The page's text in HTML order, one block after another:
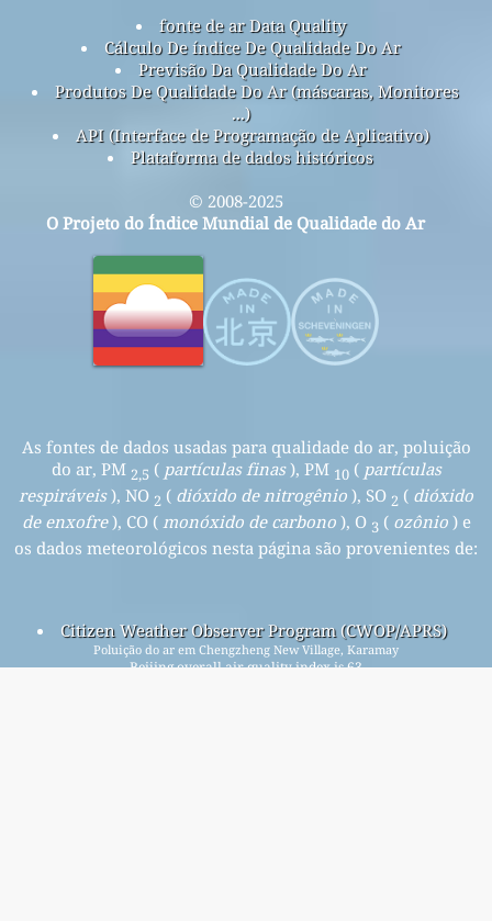
fonte de ar Data Quality
Cálculo De índice De Qualidade Do Ar
Previsão Da Qualidade Do Ar
Produtos De Qualidade Do Ar (máscaras, Monitores
...)
API (Interface de Programação de Aplicativo)
Plataforma de dados históricos
© 2008-2025
O Projeto do Índice Mundial de Qualidade do Ar
As fontes de dados usadas para qualidade do ar, poluição
do ar, PM 2,5 ( partículas finas), PM 10( partículas
respiráveis), NO 2 ( dióxido de nitrogênio ), SO 2 ( dióxido
de enxofre), CO ( monóxido de carbono), O 3 ( ozônio) e
os dados meteorológicos nesta página são provenientes de:
Citizen Weather Observer Program (CWOP/APRS)
Poluição do ar em Chengzheng New Village, Karamay
Beijing overall air quality index is 63